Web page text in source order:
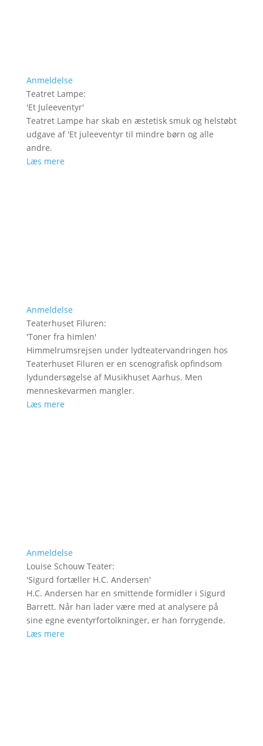
Anmeldelse
Teatret Lampe:
'Et Juleeventyr'
Teatret Lampe har skab en æstetisk smuk og helstøbt
udgave af 'Et juleeventyr til mindre børn og alle
andre.
Læs mere
Anmeldelse
Teaterhuset Filuren:
'Toner fra himlen'
Himmelrumsrejsen under lydteatervandringen hos
Teaterhuset Filuren er en scenografisk opfindsom
lydundersøgelse af Musikhuset Aarhus. Men
menneskevarmen mangler.
Læs mere
Anmeldelse
Louise Schouw Teater:
'Sigurd fortæller H.C. Andersen'
H.C. Andersen har en smittende formidler i Sigurd
Barrett. Når han lader være med at analysere på
sine egne eventyrfortolkninger, er han forrygende.
Læs mere